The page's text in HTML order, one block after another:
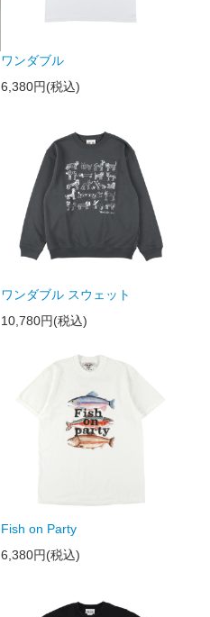
ワンダブル
6,380円(税込)
ワンダブル スウェット
10,780円(税込)
Fish on Party
6,380円(税込)